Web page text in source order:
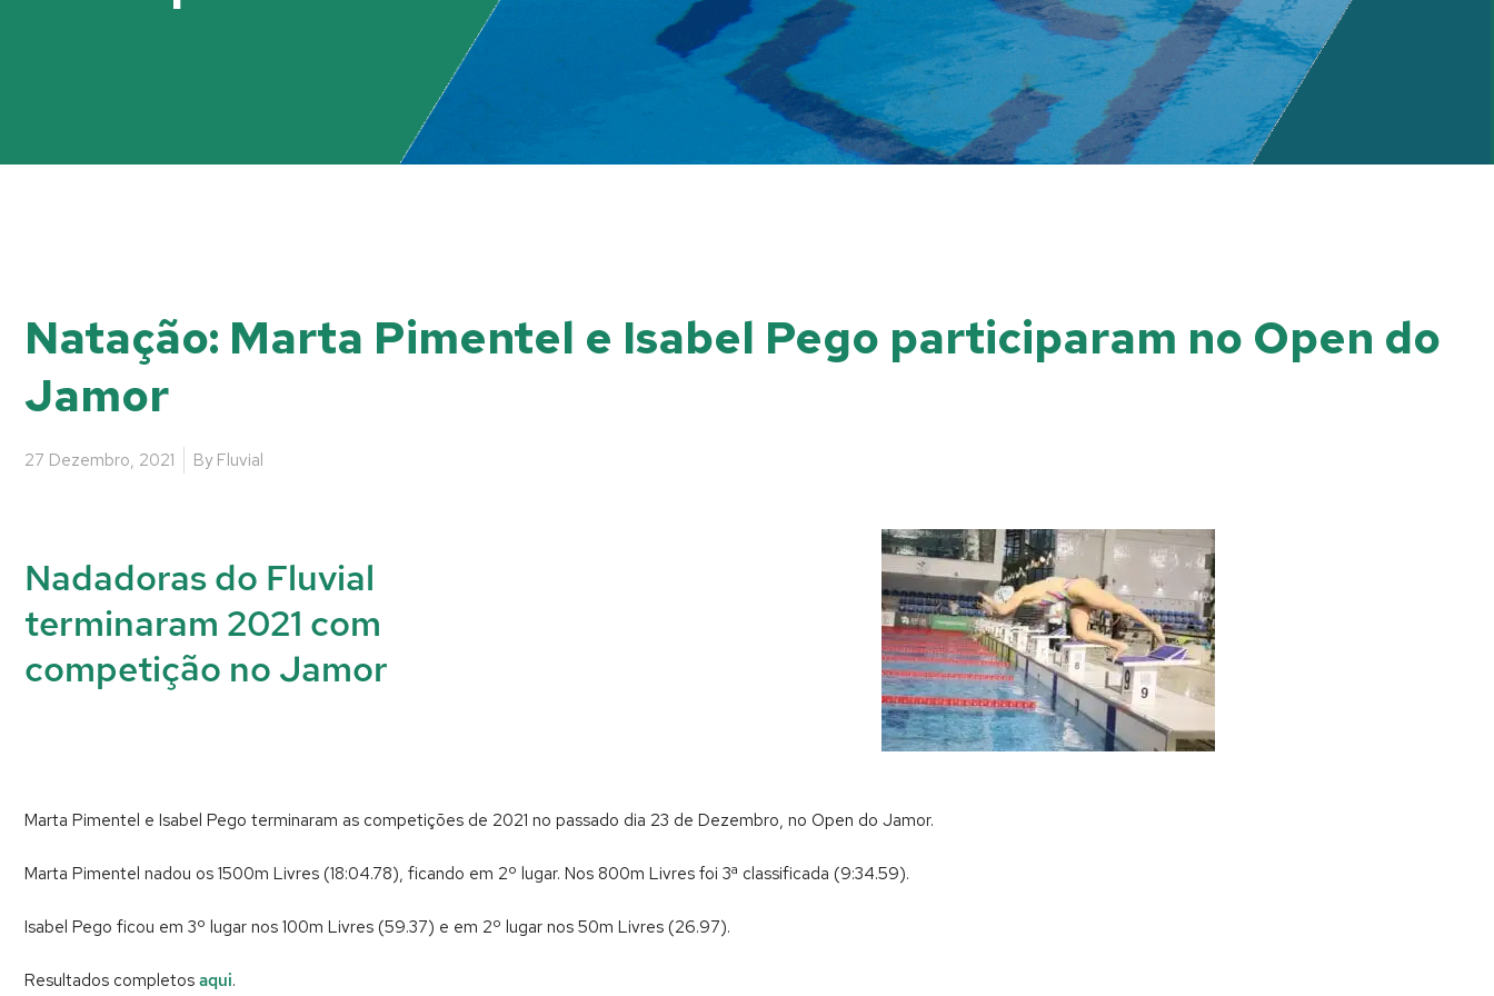
Natação: Marta Pimentel e Isabel Pego participaram no Open do
Jamor
27 Dezembro, 2021 By Fluvial
Nadadoras do Fluvial
terminaram 2021 com
competição no Jamor
Marta Pimentel e Isabel Pego terminaram as competições de 2021 no passado dia 23 de Dezembro, no Open do Jamor.
Marta Pimentel nadou os 1500m Livres (18:04.78), ficando em 2º lugar. Nos 800m Livres foi 3ª classificada (9:34.59).
Isabel Pego ficou em 3º lugar nos 100m Livres (59.37) e em 2º lugar nos 50m Livres (26.97).
Resultados completos aqui.